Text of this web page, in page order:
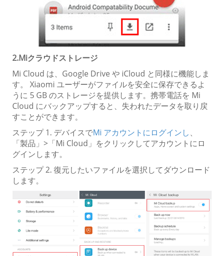
2.Miクラウドストレージ
Mi Cloud は、Google Drive や iCloud と同様に機能しま
す。 Xiaomi ユーザーがファイルを安全に保存できるよ
うに 5 GB のストレージを提供します。携帯電話を Mi
Cloud にバックアップすると、失われたデータを取り戻
すことができます。
ステップ 1. デバイスでMi アカウントにログインし、
「製品」>「Mi Cloud」をクリックしてアカウントにロ
グインします。
ステップ 2. 復元したいファイルを選択してダウンロード
します。